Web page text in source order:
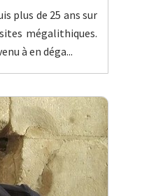
plus de 25 ans sur
mégalithiques.
à en déga...